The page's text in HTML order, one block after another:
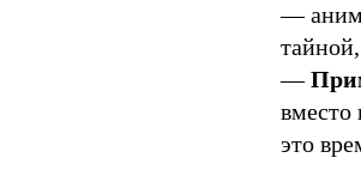
—
—
вместо
это